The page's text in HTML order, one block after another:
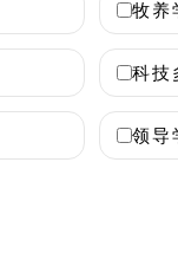
牧养
科技
领导